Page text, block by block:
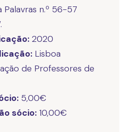
de Professores de
sócio: 10,00€